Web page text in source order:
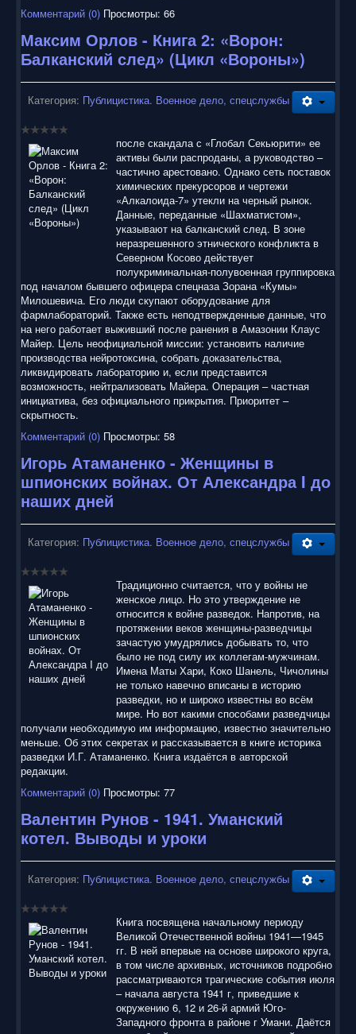
Комментарий (0) Просмотры: 66
Максим Орлов - Книга 2: «Ворон:
Балканский след» (Цикл «Вороны»)
Категория: Публицистика. Военное дело, спецслужбы
после скандала с «Глобал Секьюрити» ее
активы были распроданы, а руководство –
частично арестовано. Однако сеть поставок
химических прекурсоров и чертежи
«Алкалоида-7» утекли на черный рынок.
Данные, переданные «Шахматистом»,
указывают на балканский след. В зоне
неразрешенного этнического конфликта в
Северном Косово действует
полукриминальная-полувоенная группировка
под началом бывшего офицера спецназа Зорана «Кумы»
Милошевича. Его люди скупают оборудование для
фармлабораторий. Также есть неподтвержденные данные, что
на него работает выживший после ранения в Амазонии Клаус
Майер. Цель неофициальной миссии: установить наличие
производства нейротоксина, собрать доказательства,
ликвидировать лабораторию и, если представится
возможность, нейтрализовать Майера. Операция – частная
инициатива, без официального прикрытия. Приоритет –
скрытность.
Комментарий (0) Просмотры: 58
Игорь Атаманенко - Женщины в
шпионских войнах. От Александра I до
наших дней
Категория: Публицистика. Военное дело, спецслужбы
Традиционно считается, что у войны не
женское лицо. Но это утверждение не
относится к войне разведок. Напротив, на
протяжении веков женщины-разведчицы
зачастую умудрялись добывать то, что
было не под силу их коллегам-мужчинам.
Имена Маты Хари, Коко Шанель, Чичолины
не только навечно вписаны в историю
разведки, но и широко известны во всём
мире. Но вот какими способами разведчицы
получали необходимую им информацию, известно значительно
меньше. Об этих секретах и рассказывается в книге историка
разведки И.Г. Атаманенко. Книга издаётся в авторской
редакции.
Комментарий (0) Просмотры: 77
Валентин Рунов - 1941. Уманский
котел. Выводы и уроки
Категория: Публицистика. Военное дело, спецслужбы
Книга посвящена начальному периоду
Великой Отечественной войны 1941—1945
гг. В ней впервые на основе широкого круга,
в том числе архивных, источников подробно
рассматриваются трагические события июля
– начала августа 1941 г, приведшие к
окружению 6, 12 и 26-й армий Юго-
Западного фронта в районе г Умани. Даётся